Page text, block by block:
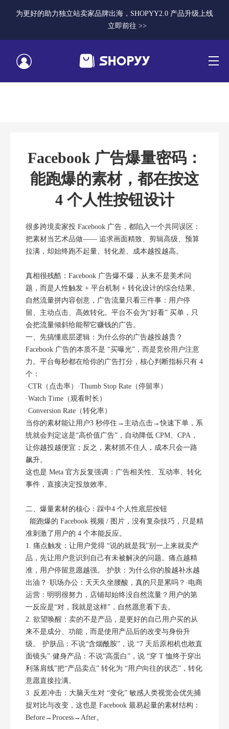
为更好的助力独立站卖家品牌出海，SHOPYY2.0 产品升级上线
立即前往 >>
Facebook 广告爆量密码：
能跑爆的素材，都在按这
4 个人性按钮设计
很多跨境卖家投 Facebook 广告，都陷入一个共同误区：
把素材当艺术品做—— 追求画面精致、剪辑高级、预算
拉满，却始终跑不起量、转化差、成本越投越高。
真相很残酷：Facebook 广告爆不爆，从来不是美术问
题，而是人性触发 + 平台机制 + 转化设计的综合结果。
自然流量拼内容创意，广告流量只看三件事：用户停
留、主动点击、高效转化。平台不会为“好看” 买单，只
会把流量倾斜给能帮它赚钱的广告。
一、先搞懂底层逻辑：为什么你的广告越投越贵？
Facebook 广告的本质不是 “买曝光”，而是竞价用户注意
力。平台每秒都在给你的广告打分，核心判断指标只有 4
个：
·CTR（点击率）·Thumb Stop Rate（停留率）
·Watch Time（观看时长）
·Conversion Rate（转化率）
当你的素材能让用户3 秒停住→主动点击→快速下单，系
统就会判定这是“高价值广告”，自动降低 CPM、CPA，
让你越投越便宜；反之，素材抓不住人，成本只会一路
飙升。
这也是 Meta 官方反复强调：广告相关性、互动率、转化
事件，直接决定投放效率。
二、爆量素材的核心：踩中4 个人性底层按钮
能跑爆的 Facebook 视频 / 图片，没有复杂技巧，只是精
准刺激了用户的 4 个本能反应。
1. 痛点触发：让用户觉得 “说的就是我”别一上来就卖产
品，先让用户意识到自己有未被解决的问题。痛点越精
准，用户停留意愿越强。·护肤：为什么你的脸越补水越
出油？·职场办公：天天久坐腰酸，真的只是累吗？·电商
运营：明明很努力，店铺却始终没自然流量？用户的第
一反应是“对，我就是这样”，自然愿意看下去。
2. 欲望唤醒：卖的不是产品，是更好的自己用户买的从
来不是成分、功能，而是使用产品后的改变与身份升
级。·护肤品：不说“含烟酰胺”，说 “7 天后原相机也敢直
面镜头”·健身产品：不说“高蛋白”，说 “穿 T 恤终于穿出
利落肩线”把“产品卖点” 转化为 “用户向往的状态”，转化
意愿直接拉满。
3. 反差冲击：大脑天生对 “变化” 敏感人类视觉会优先捕
捉对比与改变，这也是 Facebook 最易起量的素材结构：
Before→Process→After。